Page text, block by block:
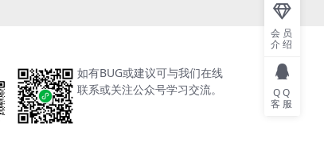
如有BUG或建议可与我们在线
联系或关注公众号学习交流。
会员
介绍
QQ
客服